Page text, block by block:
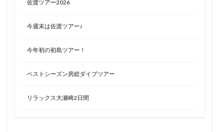
佐渡ツアー2026
今週末は佐渡ツアー♪
今年初の初島ツアー！
ベストシーズン房総ダイブツアー
リラックス大瀬崎2日間